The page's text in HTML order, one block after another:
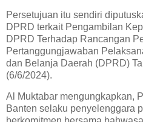
Persetujuan itu sendiri
DPRD terkait Pengambilan
DPRD Terhadap Rancangan
Pertanggungjawaban
dan Belanja Daerah (DPRD)
(6/6/2024).
Al Muktabar mengungkapkan,
Banten selaku penyelenggara